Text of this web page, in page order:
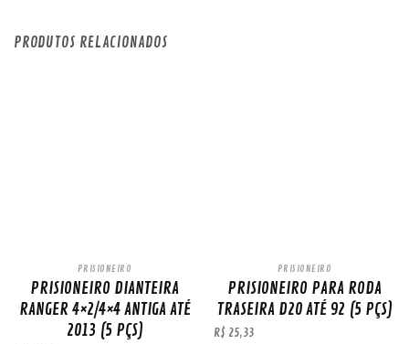
PRODUTOS RELACIONADOS
PRISIONEIRO
PRISIONEIRO DIANTEIRA
RANGER 4×2/4×4 ANTIGA ATÉ
2013 (5 PÇS)
PRISIONEIRO
PRISIONEIRO PARA RODA
TRASEIRA D20 ATÉ 92 (5 PÇS)
R$25,33